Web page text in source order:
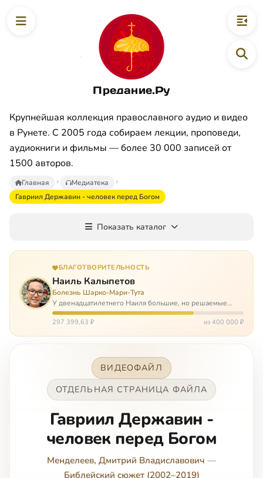
Предание.Ру
Крупнейшая коллекция православного аудио и видео
в Рунете. С 2005 года собираем лекции, проповеди,
аудиокниги и фильмы — более 30 000 записей от
1500 авторов.
Главная
Медиатека
Гавриил Державин - человек перед Богом
Показать каталог
БЛАГОТВОРИТЕЛЬНОСТЬ
Наиль Калыпетов
Болезнь Шарко-Мари-Тута
У двенадцатилетнего Наиля большие, но решаемые
проблемы. Он болен редкой болезнью, которая ставит
перед ним множество непростых задача, угрожая в
297 399,63 ₽ из 400 000 ₽
ВИДЕОФАЙЛ
ОТДЕЛЬНАЯ СТРАНИЦА ФАЙЛА
Гавриил Державин -
человек перед Богом
Менделеев, Дмитрий Владиславович —
Библейский сюжет (2002–2019)